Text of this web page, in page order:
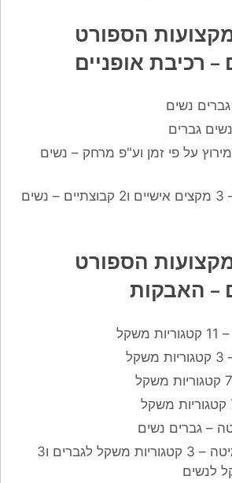
הספורט
– רכיבת אופניים
גברים
על פי זמן וע"פ מרחק – נשים
אופני מסלול – 3 מקצים אישיים ו2 קבוצתיים – נשים
הספורט
– האבקות
– גברים נשים
קראטה – קומיטה – 3 קטגוריות משקל לגברים ו3
לנשים